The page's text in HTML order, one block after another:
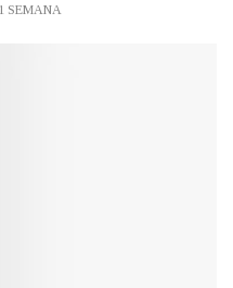
SEMANA